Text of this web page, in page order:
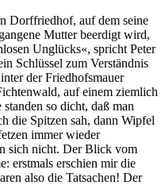
Dorffriedhof, auf dem seine
Mutter beerdigt wird,
Unglücks«, spricht Peter
Schlüssel zum Verständnis
der Friedhofsmauer
auf einem ziemlich
so dicht, daß man
die Spitzen sah, dann Wipfel
immer wieder
sich nicht. Der Blick vom
erstmals erschien mir die
also die Tatsachen! Der